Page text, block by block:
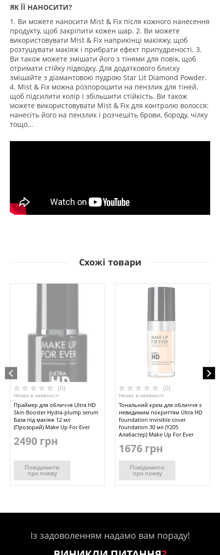
ЯК ЇЇ НАНОСИТИ?
1. Ви можете наносити Mist & Fix після кожного нанесення
продукту, щоб закріпити кожен шар. 2. Ви можете
використовувати Mist & Fix наприкінці макіяжу, щоб
розтушувати макіяж і прибрати ефект припудреності. 3.
Ви також можете змішати його з тінями для повік, щоб
отримати стійку підводку. Для додаткового блиску
змішайте з діамантовою пудрою Star Lit Diamond Powder.
4. Mist & Fix можна розпорошити на пензлик для тіней,
щоб підсилити колір і збільшити стійкість. Ви також
можете використовувати Mist & Fix для контролю волосся:
нанесіть його на пензлик і розчешіть брови, бороду, чілку
тощо...
Схожі товари
(0)
Немає в наявності
Праймер для обличчя Ultra HD
Skin Booster Hydra-plump serum
База під макіяж 12 мл
(Прозорий) Make Up For Ever
2490 грн
Повідомити
про появу
(0)
Немає в наявності
Тональний крем для обличчя з
невидимим покриттям Ultra HD
foundation invisible cover
foundation 30 мл (Y205
Алабастер) Make Up For Ever
1676 грн
Повідомити
про появу
Із задоволенням надамо вам пораду!